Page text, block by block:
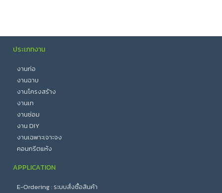
ประเภทงาน
งานก่อ
งานฉาบ
งานโครงสร้าง
งานเท
งานซ่อม
งาน DIY
งานเฉพาะเจาะจง
คอนกรีตแห้ง
APPLICATION
E-Ordering : ระบบสั่งซื้อสินค้า